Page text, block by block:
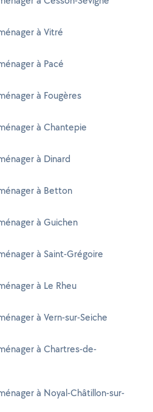
à Vitré
à Pacé
à Fougères
à Chantepie
à Dinard
à Betton
à Guichen
à Saint-Grégoire
à Le Rheu
à Vern-sur-Seiche
à Chartres-de-
à Noyal-Châtillon-sur-